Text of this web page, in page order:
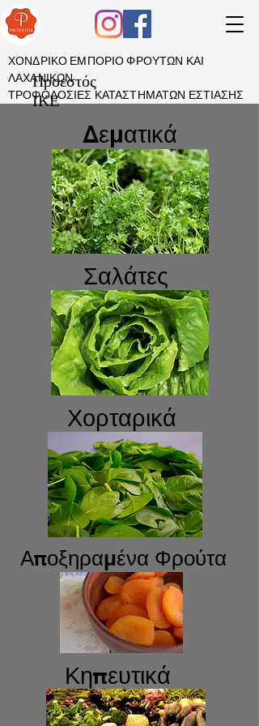
ΧΟΝΔΡΙΚΟ ΕΜΠΟΡΙΟ ΦΡΟΥΤΩΝ ΚΑΙ
ΛΑΧΑΝΙΚΩΝ
ΤΡΟΦΟΔΟΣΙΕΣ ΚΑΤΑΣΤΗΜΑΤΩΝ ΕΣΤΙΑΣΗΣ
Δεματικά
Σαλάτες
Χορταρικά
Αποξηραμένα Φρούτα
Κηπευτικά
Προεστός
IKE